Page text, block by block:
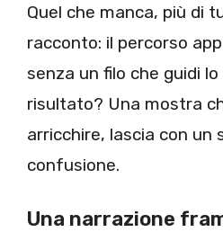
Quel che manca, più di
racconto: il percorso
senza un filo che guidi
risultato? Una mostra
arricchire, lascia con un
confusione.
Una narrazione